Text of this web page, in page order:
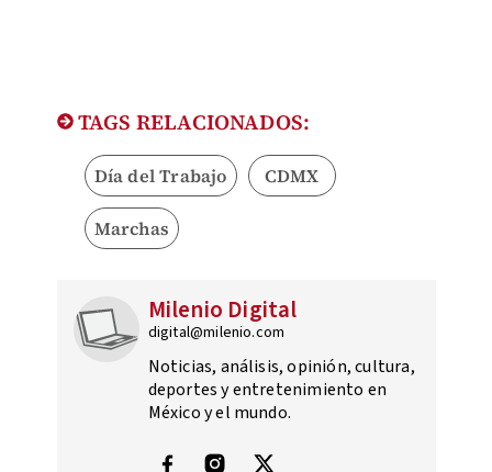
TAGS RELACIONADOS:
Día del Trabajo CDMX
Marchas
Milenio Digital
digital@milenio.com
Noticias, análisis, opinión, cultura,
deportes y entretenimiento en
México y el mundo.